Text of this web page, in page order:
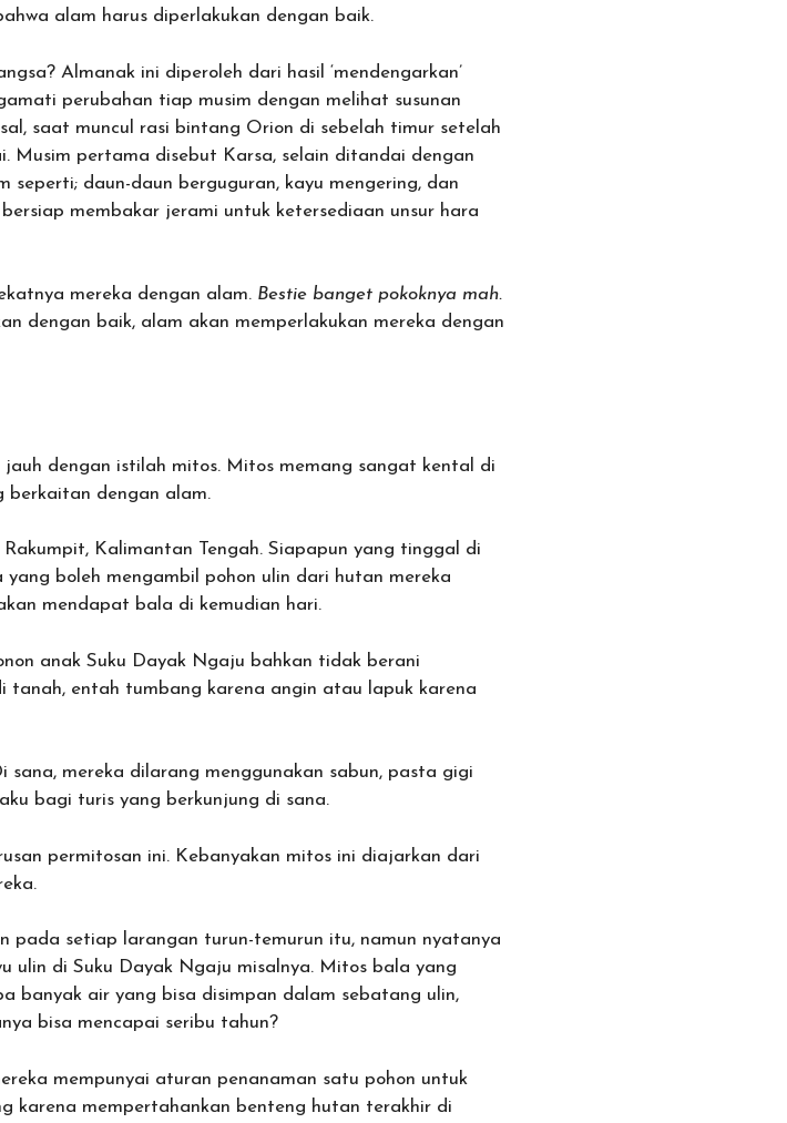
alam harus diperlakukan dengan baik.
Almanak ini diperoleh dari hasil ‘mendengarkan’
perubahan tiap musim dengan melihat susunan
saat muncul rasi bintang Orion di sebelah timur setelah
Musim pertama disebut Karsa, selain ditandai dengan
daun-daun berguguran, kayu mengering, dan
membakar jerami untuk ketersediaan unsur hara
mereka dengan alam. Bestie banget pokoknya mah.
dengan baik, alam akan memperlakukan mereka dengan
dengan istilah mitos. Mitos memang sangat kental di
berkaitan dengan alam.
Kalimantan Tengah. Siapapun yang tinggal di
boleh mengambil pohon ulin dari hutan mereka
mendapat bala di kemudian hari.
anak Suku Dayak Ngaju bahkan tidak berani
tanah, entah tumbang karena angin atau lapuk karena
mereka dilarang menggunakan sabun, pasta gigi
bagi turis yang berkunjung di sana.
permitosan ini. Kebanyakan mitos ini diajarkan dari
pada setiap larangan turun-temurun itu, namun nyatanya
ulin di Suku Dayak Ngaju misalnya. Mitos bala yang
banyak air yang bisa disimpan dalam sebatang ulin,
bisa mencapai seribu tahun?
mempunyai aturan penanaman satu pohon untuk
karena mempertahankan benteng hutan terakhir di